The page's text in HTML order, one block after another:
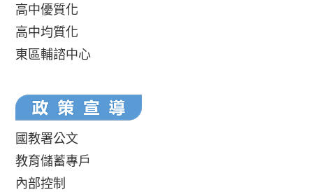
高中優質化
高中均質化
東區輔諮中心
國教署公文
教育儲蓄專戶
內部控制